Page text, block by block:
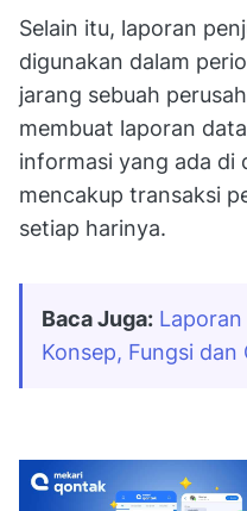
Selain itu, laporan
digunakan dalam
jarang sebuah
membuat laporan
informasi yang ada di
mencakup transaksi
setiap harinya.
Baca Juga: Laporan
Konsep, Fungsi dan